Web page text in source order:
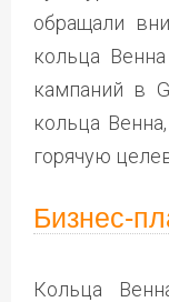
обращали
кольца
кампаний в
кольца
горячую
Бизнес-
Кольца